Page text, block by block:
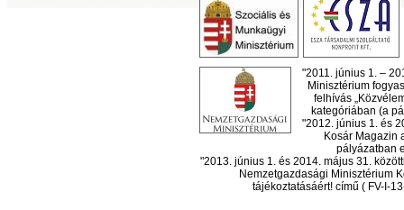
"2011. június 1. –
Minisztérium
felhívás
kategóriában (a
"2012. június 1. és
Kosár Magazin
pályázatban
"2013. június 1. és 2014. május 31.
Nemzetgazdasági Minisztérium
tájékoztatásáért! című ( FV-I-